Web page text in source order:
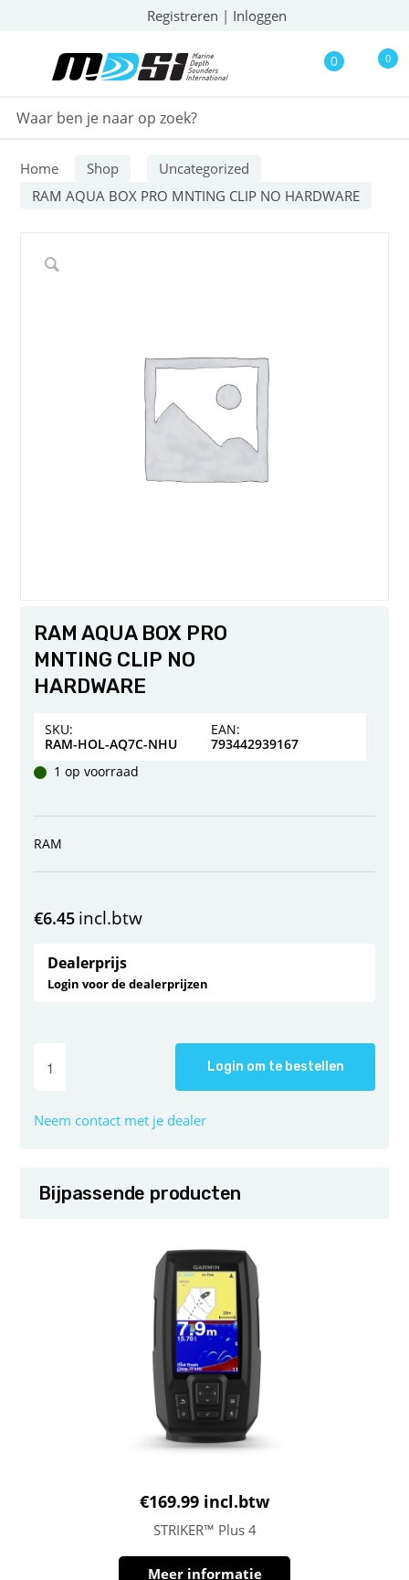
Registreren | Inloggen
0 0
Home Shop
Uncategorized
RAM AQUA BOX PRO MNTING CLIP NO HARDWARE
RAM AQUA BOX PRO
MNTING CLIP NO
HARDWARE
SKU:
RAM-HOL-AQ7C-NHU
EAN:
793442939167
1 op voorraad
RAM
€6.45 incl.btw
Dealerprijs
Login voor de dealerprijzen
Login om te bestellen
Neem contact met je dealer
Bijpassende producten
€169.99 incl.btw
STRIKER™ Plus 4
Meer informatie